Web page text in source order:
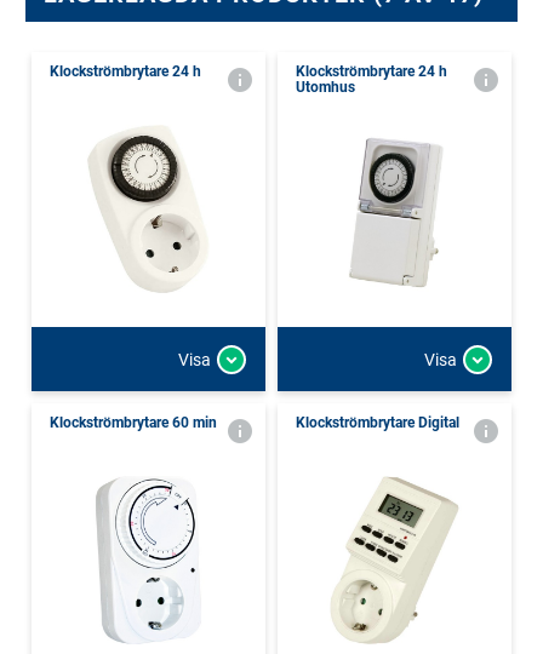
Klockströmbrytare 24 h
Visa
Klockströmbrytare 24 h
Utomhus
Visa
Klockströmbrytare 60 min Klockströmbrytare Digital